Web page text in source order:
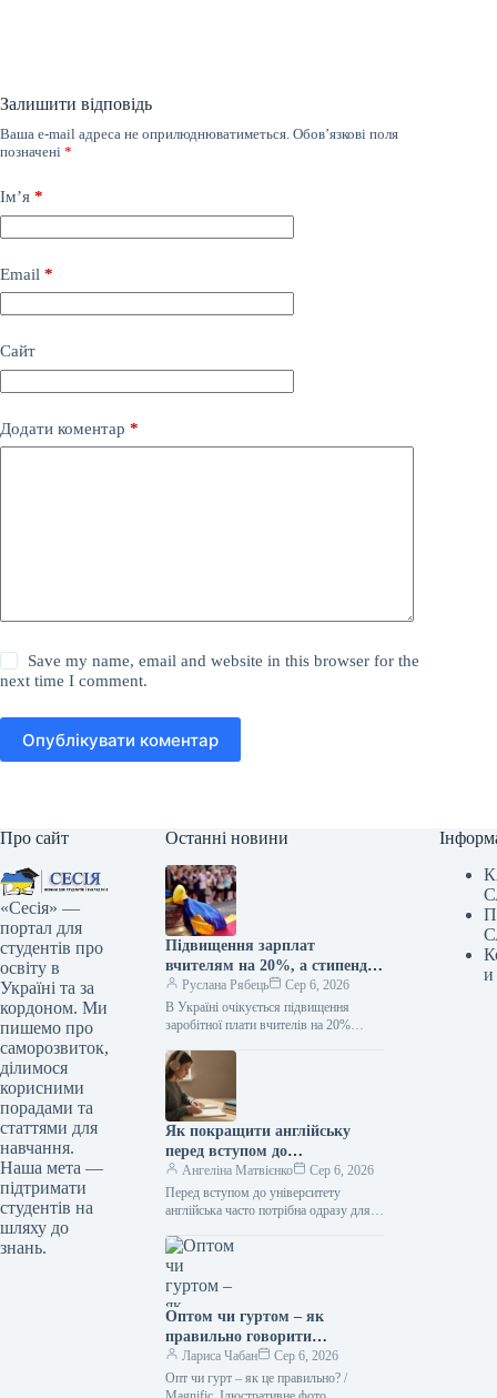
Залишити відповідь
Ваша e-mail адреса не оприлюднюватиметься. Обов’язкові поля
позначені *
Ім’я *
Email *
Сайт
Додати коментар *
Save my name, email and website in this browser for the
next time I comment.
Опублікувати коментар
Про сайт
«Сесія» —
портал для
студентів про
освіту в
Україні та за
кордоном. Ми
пишемо про
саморозвиток,
ділимося
корисними
порадами та
статтями для
навчання.
Наша мета —
підтримати
студентів на
шляху до
знань.
Останні новини
Підвищення зарплат
вчителям на 20%, а стипендій
— у два рази: коли очікувати
покращення
Руслана Рябець
Сер 6, 2026
В Україні очікується підвищення
заробітної плати вчителів на 20%
Несподіванка для вчителів
та студентів: як зміняться зарплати
освітян і стипендії з 1 вересня /…
Як покращити англійську
перед вступом до
університету: реалістичний
план підготовки
Ангеліна Матвієнко
Сер 6, 2026
Перед вступом до університету
англійська часто потрібна одразу для
джерела, слухати лекції й
висловлювати думки…
Оптом чи гуртом – як
правильно говорити
українською
Лариса Чабан
Сер 6, 2026
Опт чи гурт – як це правильно? /
и